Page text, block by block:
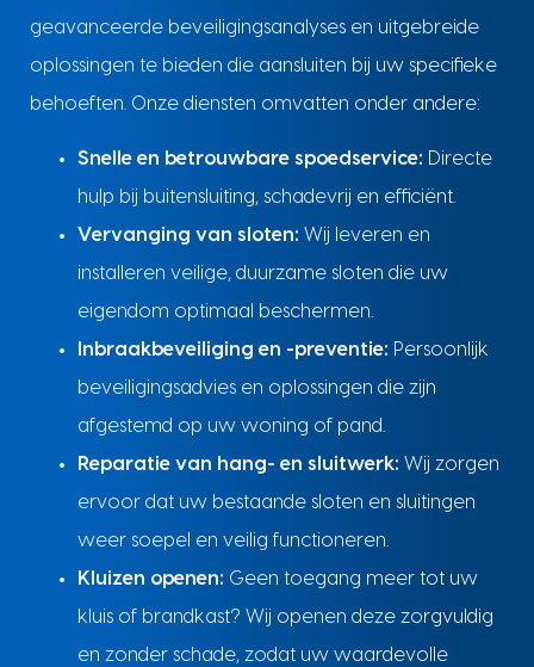
geavanceerde beveiligingsanalyses en uitgebreide
oplossingen te bieden die aansluiten bij uw specifieke
behoeften. Onze diensten omvatten onder andere:
Snelle en betrouwbare spoedservice: Directe
hulp bij buitensluiting, schadevrij en efficiënt.
Vervanging van sloten: Wij leveren en
installeren veilige, duurzame sloten die uw
eigendom optimaal beschermen.
Inbraakbeveiliging en -preventie: Persoonlijk
beveiligingsadvies en oplossingen die zijn
afgestemd op uw woning of pand.
Reparatie van hang- en sluitwerk: Wij zorgen
ervoor dat uw bestaande sloten en sluitingen
weer soepel en veilig functioneren.
Kluizen openen: Geen toegang meer tot uw
kluis of brandkast? Wij openen deze zorgvuldig
en zonder schade, zodat uw waardevolle